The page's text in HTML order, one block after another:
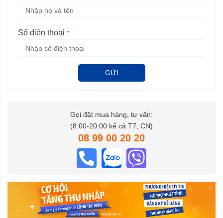
Số điện thoại
GỬI
Gọi đặt mua hàng, tư vấn:
(8:00-20:00 kể cả T7, CN)
08 99 00 20 20